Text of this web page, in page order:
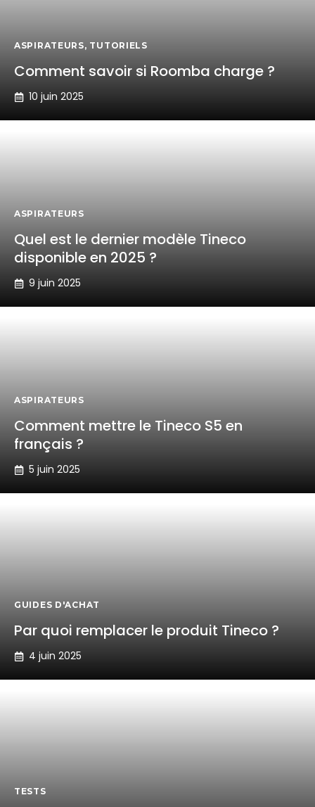
ASPIRATEURS, TUTORIELS
Comment savoir si Roomba charge ?
10 juin 2025
ASPIRATEURS
Quel est le dernier modèle Tineco
disponible en 2025 ?
9 juin 2025
ASPIRATEURS
Comment mettre le Tineco S5 en
français ?
5 juin 2025
GUIDES D'ACHAT
Par quoi remplacer le produit Tineco ?
4 juin 2025
TESTS